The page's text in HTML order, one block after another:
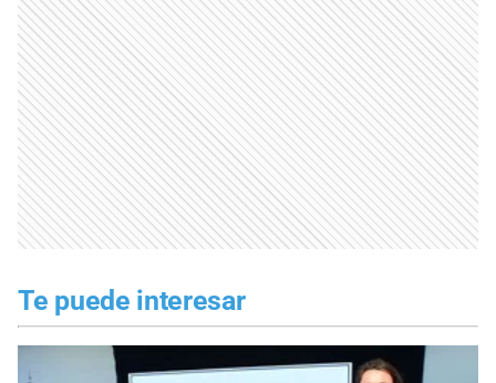
Te puede interesar